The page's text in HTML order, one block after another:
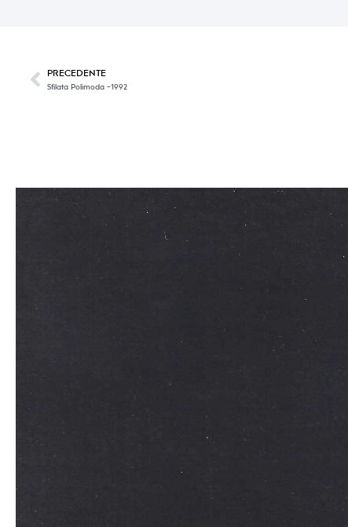
PRECEDENTE
Sfilata Polimoda -1992